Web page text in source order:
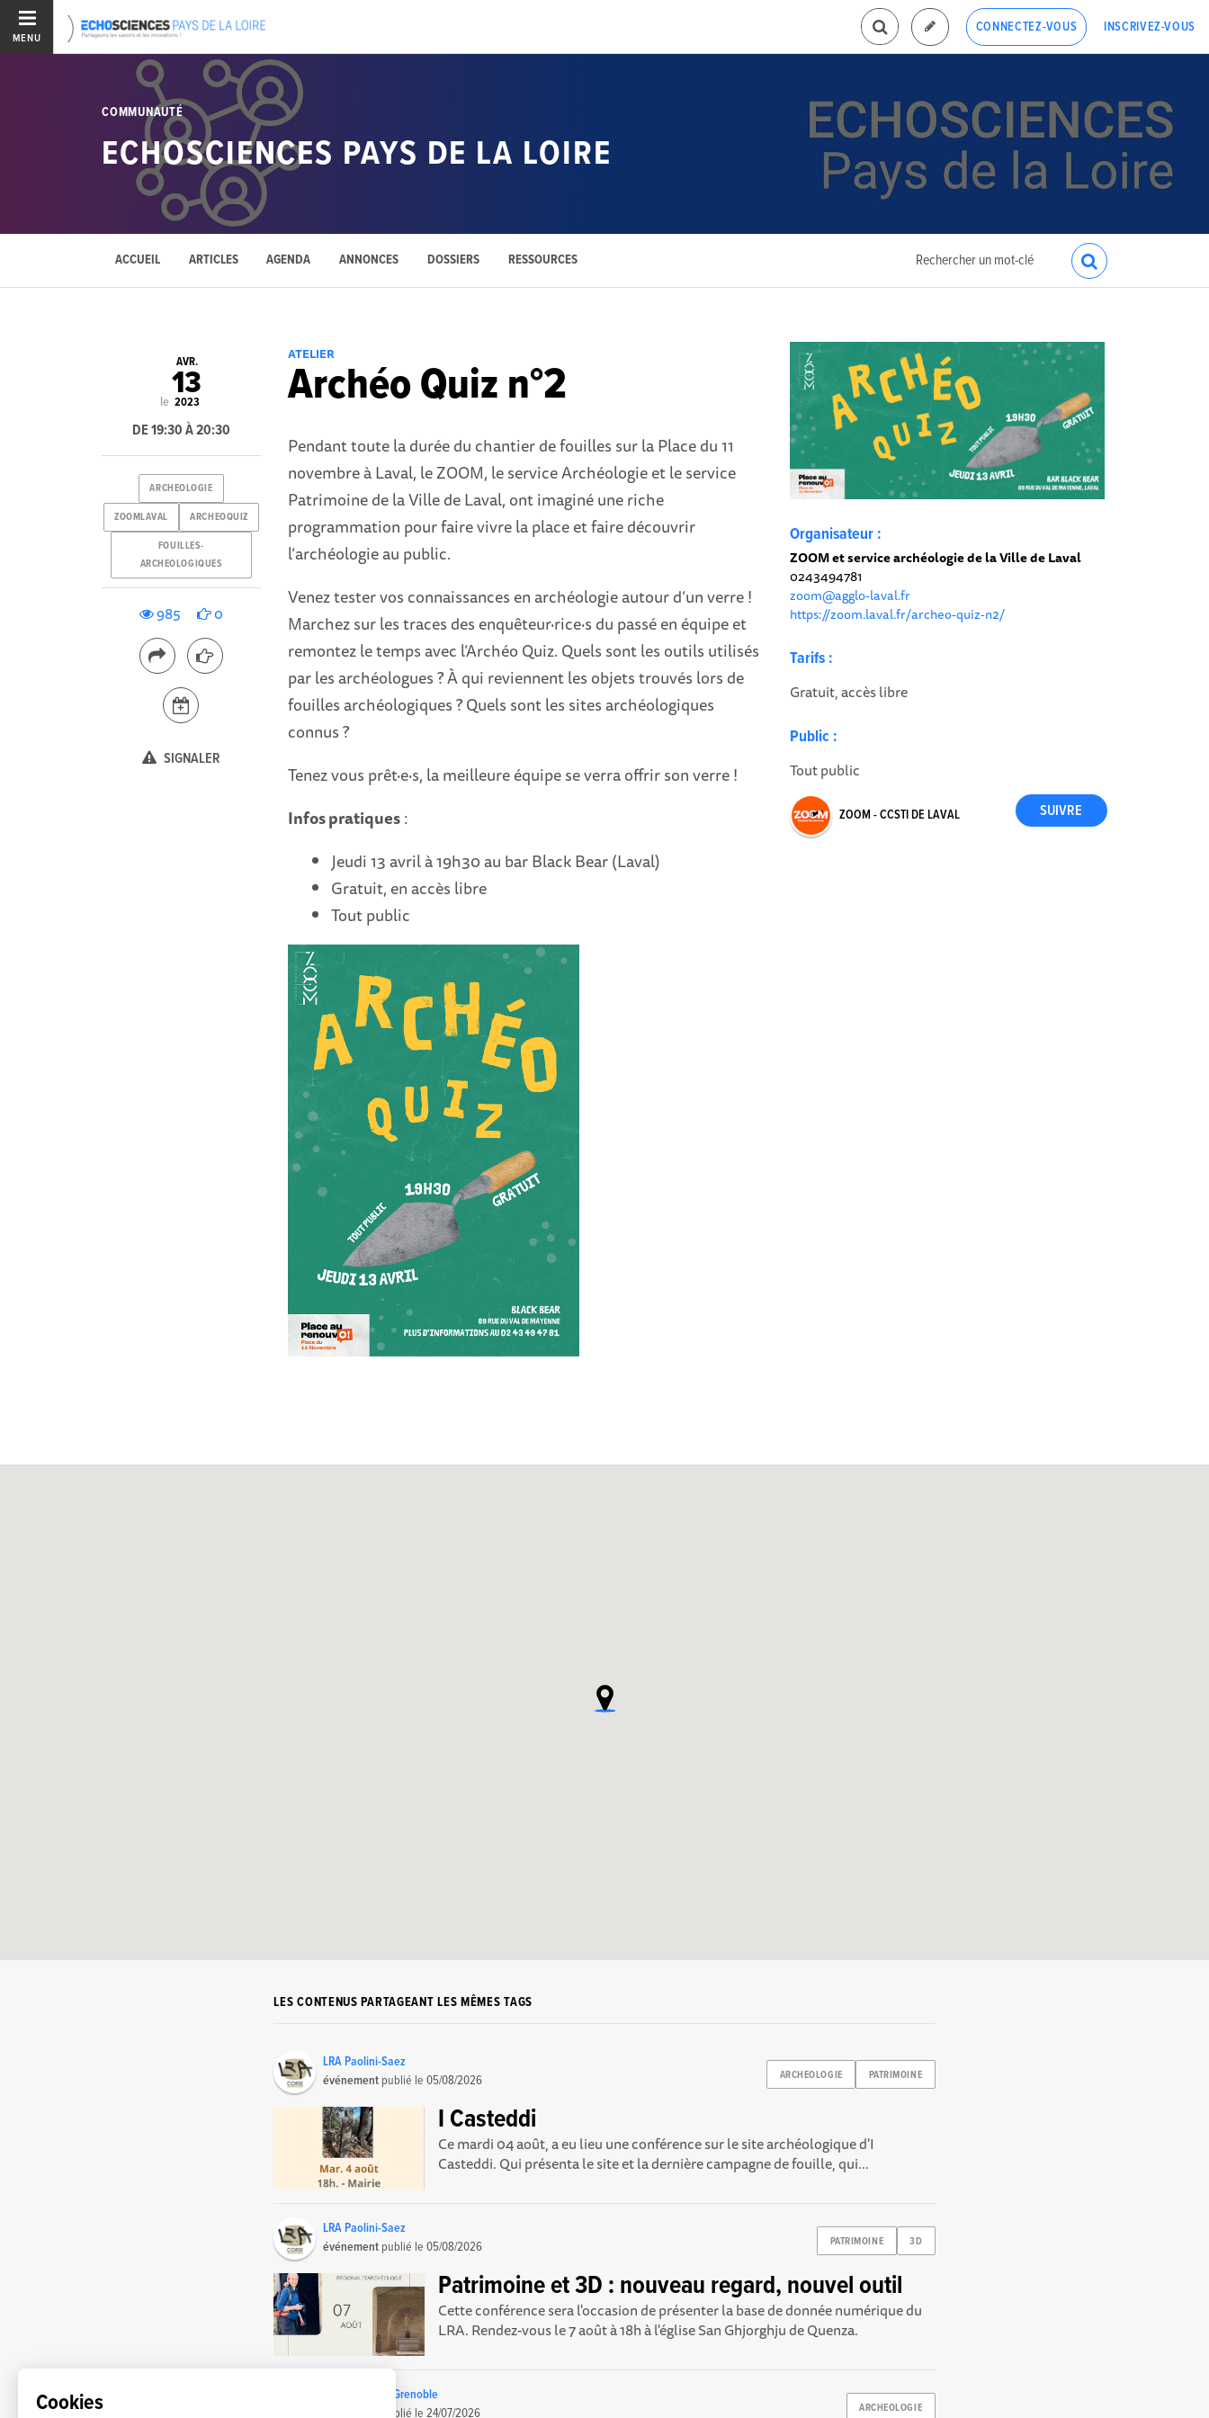
Cookies
MENU
CONNECTEZ-VOUS INSCRIVEZ-VOUS
COMMUNAUTÉ
ECHOSCIENCES PAYS DE LA LOIRE
ACCUEIL ARTICLES AGENDA ANNONCES DOSSIERS RESSOURCES
ATELIER
Archéo Quiz n°2
Pendant toute la durée du chantier de fouilles sur la Place du 11
novembre à Laval, le ZOOM, le service Archéologie et le service
Patrimoine de la Ville de Laval, ont imaginé une riche
programmation pour faire vivre la place et faire découvrir
l’archéologie au public.
Venez tester vos connaissances en archéologie autour d’un verre !
Marchez sur les traces des enquêteur·rice·s du passé en équipe et
remontez le temps avec l’Archéo Quiz. Quels sont les outils utilisés
par les archéologues ? À qui reviennent les objets trouvés lors de
fouilles archéologiques ? Quels sont les sites archéologiques
connus ?
Tenez vous prêt·e·s, la meilleure équipe se verra offrir son verre !
Infos pratiques:
Jeudi 13 avril à 19h30 au bar Black Bear (Laval)
Gratuit, en accès libre
Tout public
Organisateur :
ZOOM et service archéologie de la Ville de Laval
0243494781
zoom@agglo-laval.fr
https://zoom.laval.fr/archeo-quiz-n2/
Tarifs :
Gratuit, accès libre
Public :
Tout public
ZOOM - CCSTI DE LAVAL
le
AVR.
13
2023
DE 19:30 À 20:30
ARCHEOLOGIE
ZOOMLAVAL ARCHEOQUIZ
FOUILLES-
ARCHEOLOGIQUES
985 0
SIGNALER
LES CONTENUS PARTAGEANT LES MÊMES TAGS
ARCHEOLOGIE PATRIMOINE
LRA Paolini-Saez
événement publié le05/08/2026
I Casteddi
Ce mardi 04 août, a eu lieu une conférence sur le site archéologique d'I
Casteddi. Qui présenta le site et la dernière campagne de fouille, qui...
PATRIMOINE 3D
LRA Paolini-Saez
événement publié le05/08/2026
Patrimoine et 3D : nouveau regard, nouvel outil
Cette conférence sera l'occasion de présenter la base de donnée numérique du
LRA. Rendez-vous le 7 août à 18h à l'église San Ghjorghju de Quenza.
ARCHEOLOGIE
Echosciences Grenoble
publié le24/07/2026